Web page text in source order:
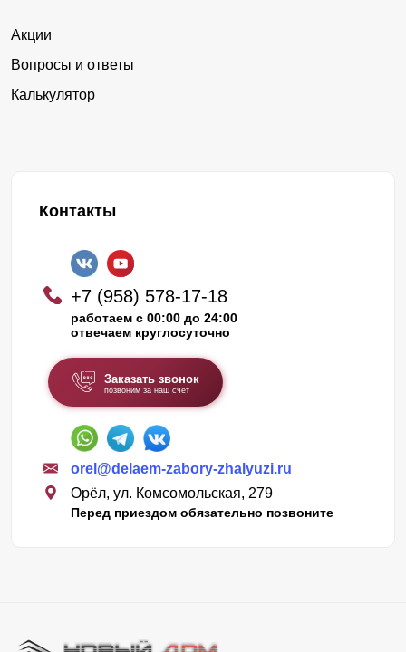
Акции
Вопросы и ответы
Калькулятор
Контакты
+7 (958) 578-17-18
работаем с 00:00 до 24:00
отвечаем круглосуточно
Заказать звонок
позвоним за наш счет
orel@delaem-zabory-zhalyuzi.ru
Орёл, ул. Комсомольская, 279
Перед приездом обязательно позвоните